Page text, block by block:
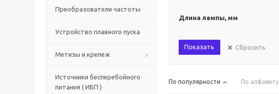
Преобразователи частоты
Устройство плавного пуска
Метизы и крепеж
Источники бесперебойного
питания ( ИБП )
Длина лампы, мм
Показать Сбросить
По популярности По алфавиту